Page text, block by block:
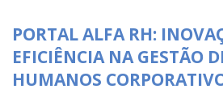
PORTAL ALFA RH:
EFICIÊNCIA NA GESTÃO
HUMANOS